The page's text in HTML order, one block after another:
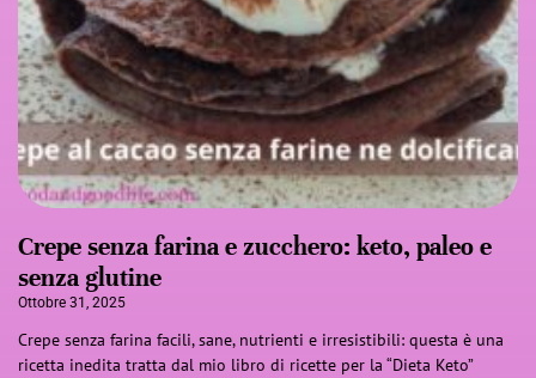
Crepe senza farina e zucchero: keto, paleo e
senza glutine
Ottobre 31, 2025
Crepe senza farina facili, sane, nutrienti e irresistibili: questa è una
ricetta inedita tratta dal mio libro di ricette per la “Dieta Keto”